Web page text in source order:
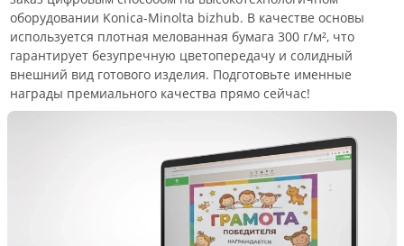
оборудовании Konica-Minolta bizhub. В качестве основы
используется плотная мелованная бумага 300 г/м², что
гарантирует безупречную цветопередачу и солидный
внешний вид готового изделия. Подготовьте именные
награды премиального качества прямо сейчас!